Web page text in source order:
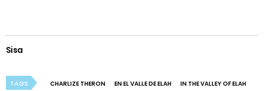
Sisa
TAGS CHARLIZE THERON EN EL VALLE DE ELAH
IN THE VALLEY OF ELAH